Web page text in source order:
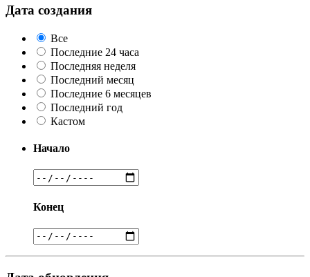
Дата создания
Все
Последние 24 часа
Последняя неделя
Последний месяц
Последние 6 месяцев
Последний год
Кастом
Начало
Конец